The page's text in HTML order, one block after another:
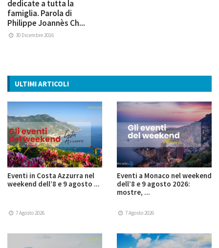
dedicate a tutta la
famiglia. Parola di
Philippe Joannès Ch...
30 Dicembre 2016
ULTIMI ARTICOLI
Eventi in Costa Azzurra nel
weekend dell’8 e 9 agosto ...
7 Agosto 2026
Eventi a Monaco nel weekend
dell’8 e 9 agosto 2026:
mostre, ...
7 Agosto 2026